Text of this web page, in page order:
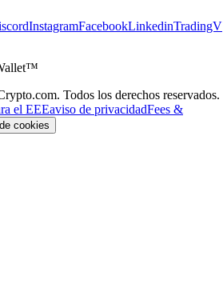
InstagramFacebookLinkedinTradingV
Todos los derechos reservados.
el EEEaviso de privacidadFees &
cookies